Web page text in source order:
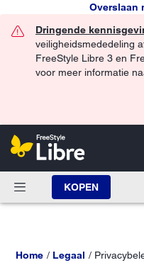
Overslaan
Dringende
veiligheidsmededeling
FreeStyle Libre 3 en
voor meer informatie
KOPEN
Home Legaal